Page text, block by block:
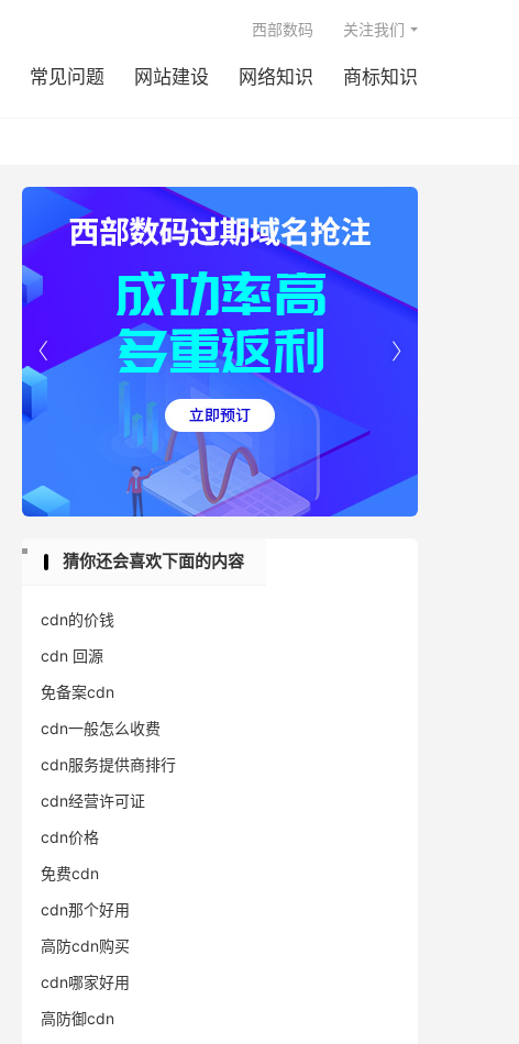
常见问题 网站建设 网络知识 商标知识
西部数码 关注我们


猜你还会喜欢下面的内容
cdn的价钱
cdn 回源
免备案cdn
cdn一般怎么收费
cdn服务提供商排行
cdn经营许可证
cdn价格
免费cdn
cdn那个好用
高防cdn购买
cdn哪家好用
高防御cdn